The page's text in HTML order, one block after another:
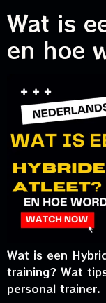
Wat is
en hoe
Wat is een
training? Wat
personal trainer.